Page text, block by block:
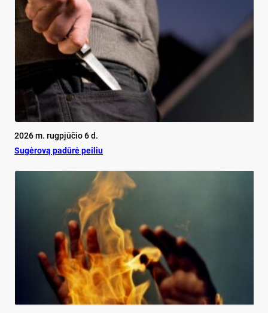
2026 m. rugpjūčio 6 d.
Su­gė­ro­vą pa­dū­rė pei­liu